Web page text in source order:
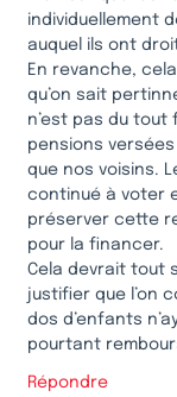
individuellement
auquel ils ont
En revanche,
qu’on sait
n’est pas du tout
pensions
que nos voisins.
continué à voter
préserver cette
pour la financer.
Cela devrait tout
justifier que l’on
dos d’enfants
pourtant
Répondre